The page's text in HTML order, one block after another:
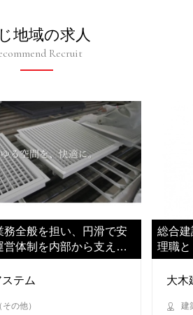
地域の求人
Recruit
務全般を担い、円滑で安
営体制を内部から支えて
テム
の他）
総合
理職
ます
大木
建